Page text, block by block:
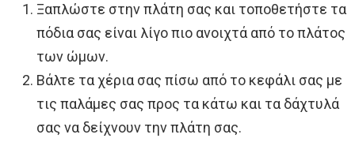
Ξαπλώστε στην πλάτη σας και τοποθετήστε τα
πόδια σας είναι λίγο πιο ανοιχτά από το πλάτος
των ώμων.
Βάλτε τα χέρια σας πίσω από το κεφάλι σας με
τις παλάμες σας προς τα κάτω και τα δάχτυλά
σας να δείχνουν την πλάτη σας.